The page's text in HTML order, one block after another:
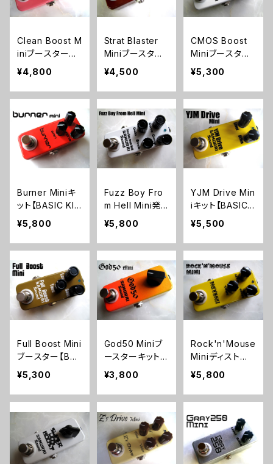
Clean Boost M
iniブースターキ
ット【BASIC KI
¥4,800
Strat Blaster
Miniブースター
キット【BASIC K
IT】
¥4,500
CMOS Boost
Miniブースター
キット【BASIC K
IT】
¥5,300
Burner Miniキ
ット【BASIC KI
T】
¥5,800
Fuzz Boy Fro
m Hell Mini発
振系ファズキット
【BASIC KIT】
¥5,800
YJM Drive Min
iキット【BASIC
KIT】
¥5,500
Full Boost Mini
ブースター【BAS
IC KIT】
¥5,300
God50 Miniブ
ースターキット
【BASIC KIT】
¥3,800
Rock'n'Mouse
Miniディストー
ションキット【BA
SIC KIT】
¥5,800